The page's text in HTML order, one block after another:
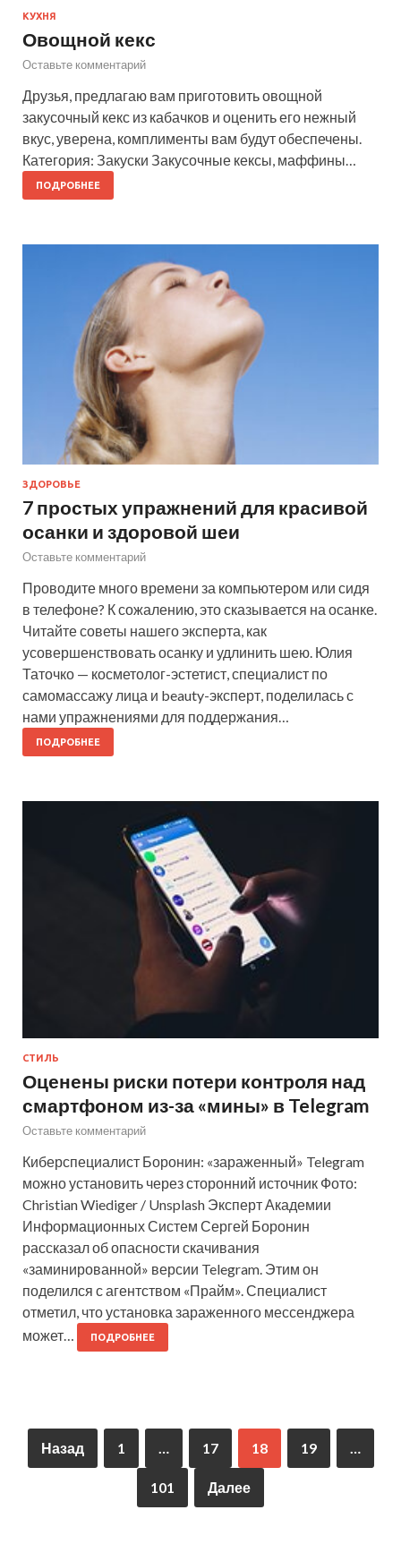
КУХНЯ
Овощной кекс
Оставьте комментарий
Друзья, предлагаю вам приготовить овощной
закусочный кекс из кабачков и оценить его нежный
вкус, уверена, комплименты вам будут обеспечены.
Категория: Закуски Закусочные кексы, маффины…
ПОДРОБНЕЕ
ЗДОРОВЬЕ
7 простых упражнений для красивой
осанки и здоровой шеи
Оставьте комментарий
Проводите много времени за компьютером или сидя
в телефоне? К сожалению, это сказывается на осанке.
Читайте советы нашего эксперта, как
усовершенствовать осанку и удлинить шею. Юлия
Таточко — косметолог-эстетист, специалист по
самомассажу лица и beauty-эксперт, поделилась с
нами упражнениями для поддержания…
ПОДРОБНЕЕ
СТИЛЬ
Оценены риски потери контроля над
смартфоном из-за «мины» в Telegram
Оставьте комментарий
Киберспециалист Боронин: «зараженный» Telegram
можно установить через сторонний источник Фото:
Christian Wiediger / Unsplash Эксперт Академии
Информационных Систем Сергей Боронин
рассказал об опасности скачивания
«заминированной» версии Telegram. Этим он
поделился с агентством «Прайм». Специалист
отметил, что установка зараженного мессенджера
может…
ПОДРОБНЕЕ
Назад 1 … 17 18 19 …
101 Далее